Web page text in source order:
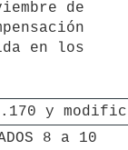
de
en los
y
8 a 10